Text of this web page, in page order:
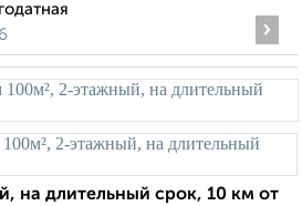
›
на длительный срок, 10 км от